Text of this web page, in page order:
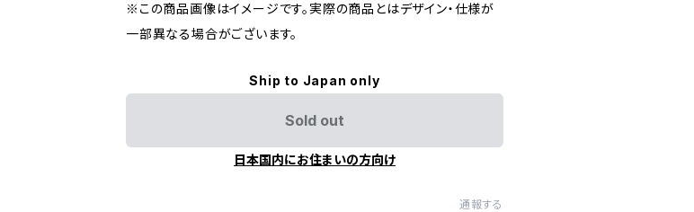
※この商品画像はイメージです。実際の商品とはデザイン・仕様が
一部異なる場合がございます。
Ship to Japan only
Sold out
日本国内にお住まいの方向け
通報する